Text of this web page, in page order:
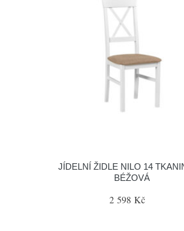
JÍDELNÍ ŽIDLE NILO 14
BÉŽOVÁ
2 598 Kč